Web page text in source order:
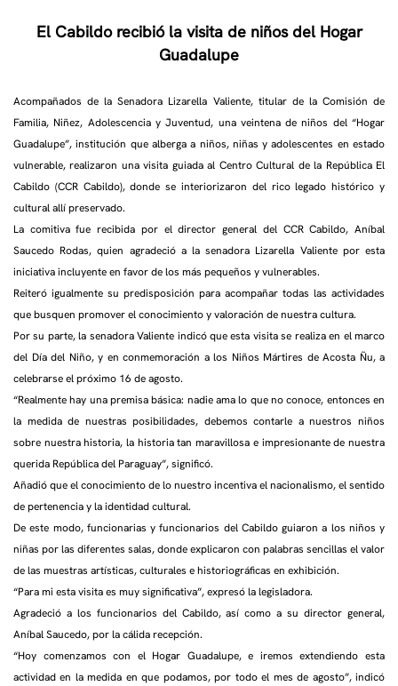
El Cabildo recibió la visita de niños del Hogar
Guadalupe
Acompañados de la Senadora Lizarella Valiente, titular de la Comisión de
Familia, Niñez, Adolescencia y Juventud, una veintena de niños del “Hogar
Guadalupe”, institución que alberga a niños, niñas y adolescentes en estado
vulnerable, realizaron una visita guiada al Centro Cultural de la República El
Cabildo (CCR Cabildo), donde se interiorizaron del rico legado histórico y
cultural allí preservado.
La comitiva fue recibida por el director general del CCR Cabildo, Aníbal
Saucedo Rodas, quien agradeció a la senadora Lizarella Valiente por esta
iniciativa incluyente en favor de los más pequeños y vulnerables.
Reiteró igualmente su predisposición para acompañar todas las actividades
que busquen promover el conocimiento y valoración de nuestra cultura.
Por su parte, la senadora Valiente indicó que esta visita se realiza en el marco
del Día del Niño, y en conmemoración a los Niños Mártires de Acosta Ñu, a
celebrarse el próximo 16 de agosto.
“Realmente hay una premisa básica: nadie ama lo que no conoce, entonces en
la medida de nuestras posibilidades, debemos contarle a nuestros niños
sobre nuestra historia, la historia tan maravillosa e impresionante de nuestra
querida República del Paraguay”, significó.
Añadió que el conocimiento de lo nuestro incentiva el nacionalismo, el sentido
de pertenencia y la identidad cultural.
De este modo, funcionarias y funcionarios del Cabildo guiaron a los niños y
niñas por las diferentes salas, donde explicaron con palabras sencillas el valor
de las muestras artísticas, culturales e historiográficas en exhibición.
“Para mi esta visita es muy significativa”, expresó la legisladora.
Agradeció a los funcionarios del Cabildo, así como a su director general,
Aníbal Saucedo, por la cálida recepción.
“Hoy comenzamos con el Hogar Guadalupe, e iremos extendiendo esta
actividad en la medida en que podamos, por todo el mes de agosto”, indicó